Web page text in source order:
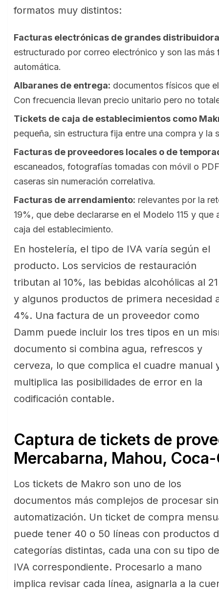
formatos muy distintos:
Facturas electrónicas de grandes
estructurado por correo electrónico y son las
automática.
Albaranes de entrega: documentos físicos que
Con frecuencia llevan precio unitario pero no
Tickets de caja de establecimientos como
pequeña, sin estructura fija entre una compra y la
Facturas de proveedores locales o de
escaneados, fotografías tomadas con móvil o
caseras sin numeración correlativa.
Facturas de arrendamiento: relevantes por la
19%, que debe declararse en el Modelo 115 y
caja del establecimiento.
En hostelería, el tipo de IVA varía según el
producto. Los servicios de restauración
tributan al 10%, las bebidas alcohólicas al
y algunos productos de primera necesidad
4%. Una factura de un proveedor como
Damm puede incluir los tres tipos en un
documento si combina agua, refrescos y
cerveza, lo que complica el cuadre manual
multiplica las posibilidades de error en la
codificación contable.
Captura de tickets de
Mercabarna, Mahou,
Los tickets de Makro son uno de los
documentos más complejos de procesar sin
automatización. Un ticket de compra
puede tener 40 o 50 líneas con productos
categorías distintas, cada una con su tipo de
IVA correspondiente. Procesarlo a mano
implica revisar cada línea, asignarla a la